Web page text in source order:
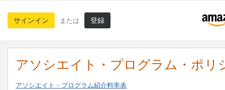
サインイン または 登録
アソシエイト・プログラム・ポリ
アソシエイト・プログラム紹介料率表